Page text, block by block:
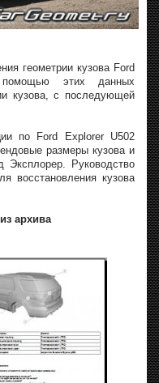
геометрии кузова Ford
этих данных
кузова, с последующей
по Ford Explorer U502
размеры кузова и
Эксплорер. Руководство
восстановления кузова
архива